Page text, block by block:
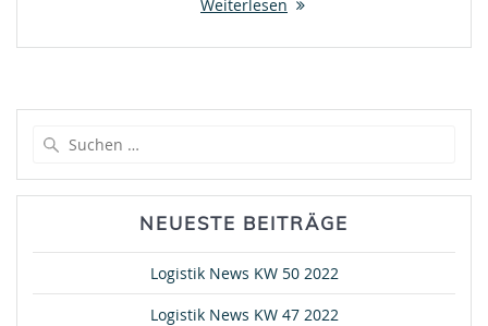
Weiterlesen
NEUESTE BEITRÄGE
Logistik News KW 50 2022
Logistik News KW 47 2022